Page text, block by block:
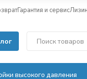
Гарантия и сервис
высокого давления